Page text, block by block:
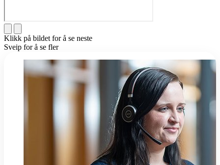
Klikk på bildet for å se neste
Sveip for å se fler